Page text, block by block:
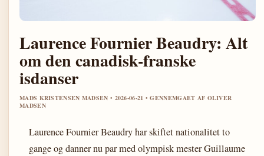
Laurence Fournier Beaudry: Alt
om den canadisk-franske
isdanser
MADS KRISTENSEN MADSEN • 2026-06-21 • GENNEMGAET AF OLIVER
MADSEN
Laurence Fournier Beaudry har skiftet nationalitet to
gange og danner nu par med olympisk mester Guillaume